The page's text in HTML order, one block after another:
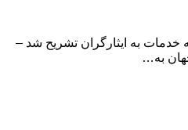
خدمات به ایثارگران تشریح شد –
به…